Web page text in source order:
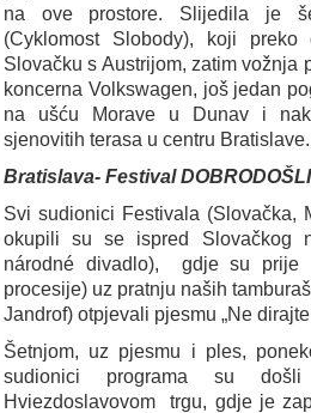
na ove prostore. Slijedila je
(Cyklomost Slobody), koji
Slovačku s Austrijom, zatim vožnja
koncerna Volkswagen, još jedan
na ušću Morave u Dunav i
sjenovitih terasa u centru Bratislave.
Bratislava- Festival DOBRODOŠLI
Svi sudionici Festivala (Slovačka,
okupili su se ispred Slovačkog
národné divadlo), gdje su prije
procesije) uz pratnju naših
Jandrof) otpjevali pjesmu „Ne
Šetnjom, uz pjesmu i ples,
sudionici programa su
Hviezdoslavovom trgu, gdje je